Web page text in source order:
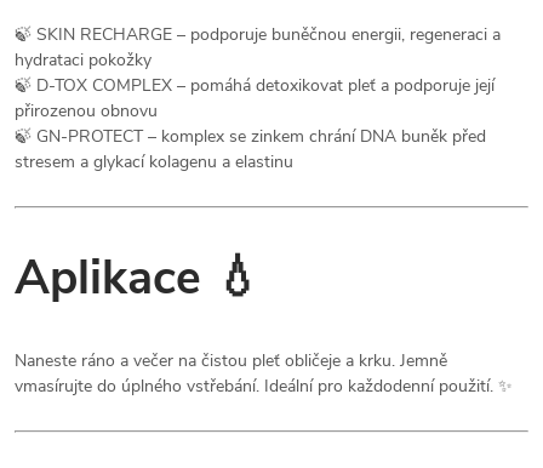
🍃 SKIN RECHARGE – podporuje buněčnou energii, regeneraci a
hydrataci pokožky
🍃 D-TOX COMPLEX – pomáhá detoxikovat pleť a podporuje její
přirozenou obnovu
🍃 GN-PROTECT – komplex se zinkem chrání DNA buněk před
stresem a glykací kolagenu a elastinu
Aplikace 💧
Naneste ráno a večer na čistou pleť obličeje a krku. Jemně
vmasírujte do úplného vstřebání. Ideální pro každodenní použití. ✨